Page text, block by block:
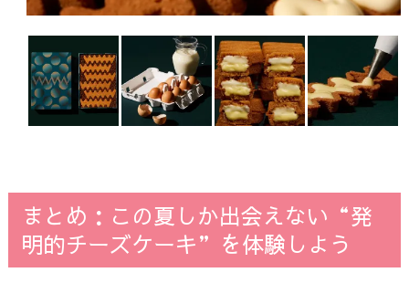
まとめ：この夏しか出会えない“発
明的チーズケーキ”を体験しよう